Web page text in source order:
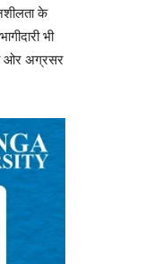
के
भी
ओर अग्रसर